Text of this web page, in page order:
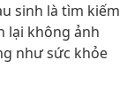
sinh là tìm kiếm
lại không ảnh
như sức khỏe